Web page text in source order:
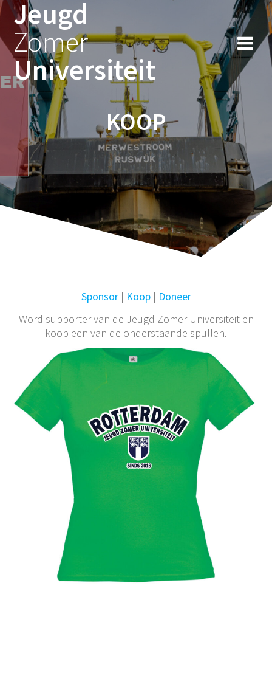
de
inhoud
Jeugd
Zomer
Universiteit
KOOP
Sponsor| Koop| Doneer
Word supporter van de Jeugd Zomer Universiteit en
koop een van de onderstaande spullen.